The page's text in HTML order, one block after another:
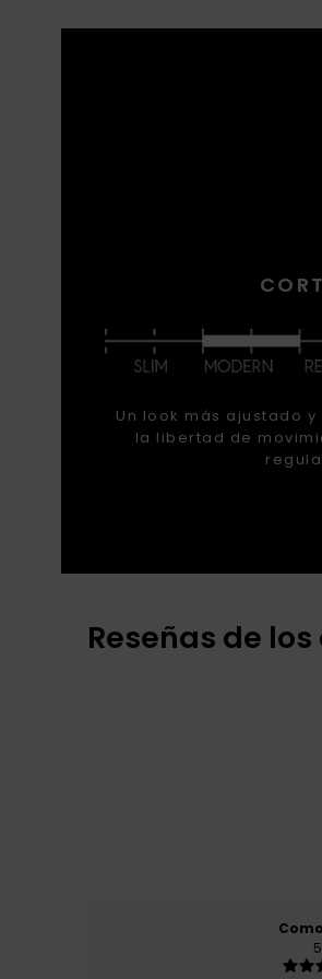
Un look más ajustado
la libertad de
Reseñas de